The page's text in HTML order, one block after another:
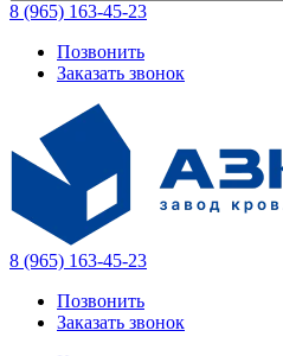
8 (965) 163-45-23
Позвонить
Заказать звонок
8 (965) 163-45-23
Позвонить
Заказать звонок